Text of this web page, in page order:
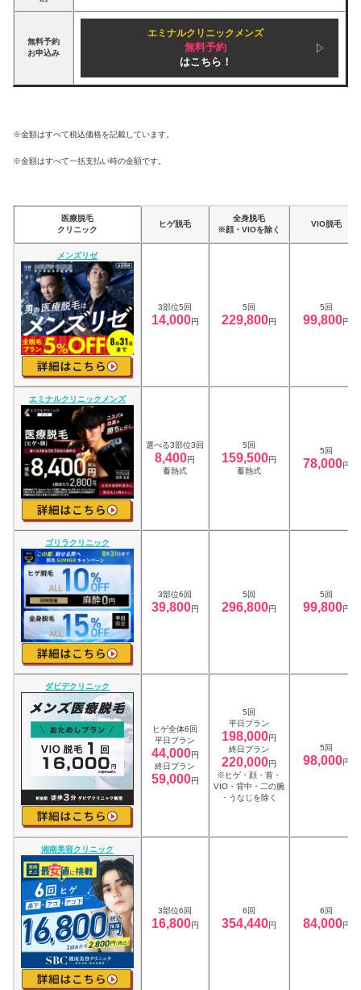
無料予約
お申込み
エミナルクリニックメンズ
無料予約
はこちら！
※金額はすべて税込価格を記載しています。
※金額はすべて一括支払い時の金額です。
医療脱毛
クリニック
ヒゲ脱毛
全身脱毛
※顔・VIOを除く
VIO脱毛
メンズリゼ
3部位5回
14,000円
5回
229,800円
5回
99,800円
エミナルクリニックメンズ
選べる3部位3回
8,400円
蓄熱式
5回
159,500円
蓄熱式
5回
78,000円
ゴリラクリニック
3部位6回
39,800円
5回
296,800円
5回
99,800円
ダビデクリニック
ヒゲ全体6回
平日プラン
44,000円
終日プラン
59,000円
5回
平日プラン
198,000円
終日プラン
220,000円
※ヒゲ・顔・首・
VIO・背中・二の腕
・うなじを除く
5回
98,000円
湘南美容クリニック
3部位6回
16,800円
6回
354,440円
6回
84,000円